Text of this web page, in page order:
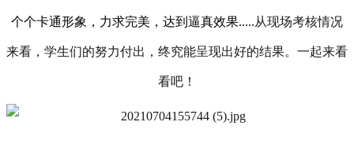
个个卡通形象 ，力求完美，达到逼真效果.....从现场考核情况
来看，学生们的努力付出，终究能呈现出好的结果。一起来看
看吧！